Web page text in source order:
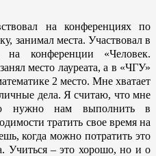
на конференциях по
занимал места. Участвовал в
конференции «Человек.
место лауреата, а в «ЧГУ»
2 место. Мне хватает
дела. Я считаю, что мне
нужно нам выполнить в
тратить свое время на
когда можно потратить это
Учиться – это хорошо, но и о